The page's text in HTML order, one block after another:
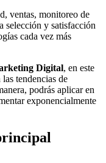
ventas, monitoreo de
selección y satisfacción
cada vez más
Digital, en este
tendencias de
podrás aplicar en
exponencialmente